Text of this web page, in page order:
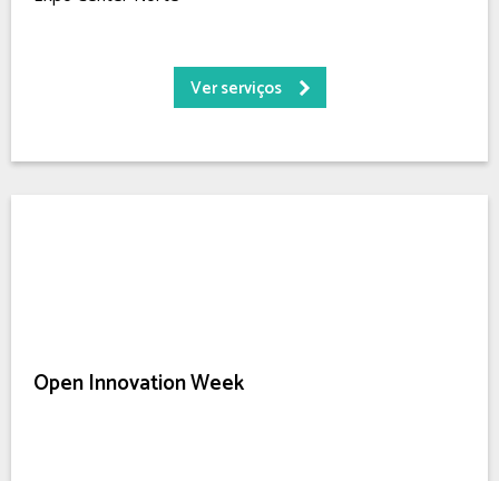
Ver serviços
Open Innovation Week